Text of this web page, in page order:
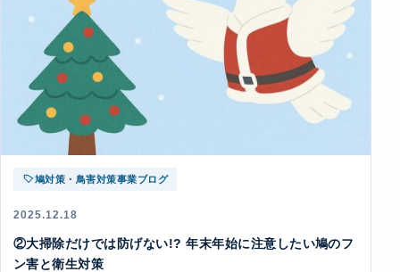
鳩対策・鳥害対策事業ブログ
2025.12.18
②大掃除だけでは防げない!? 年末年始に注意したい鳩のフ
ン害と衛生対策